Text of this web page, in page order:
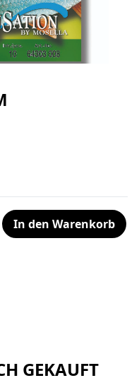
In den Warenkorb
GEKAUFT